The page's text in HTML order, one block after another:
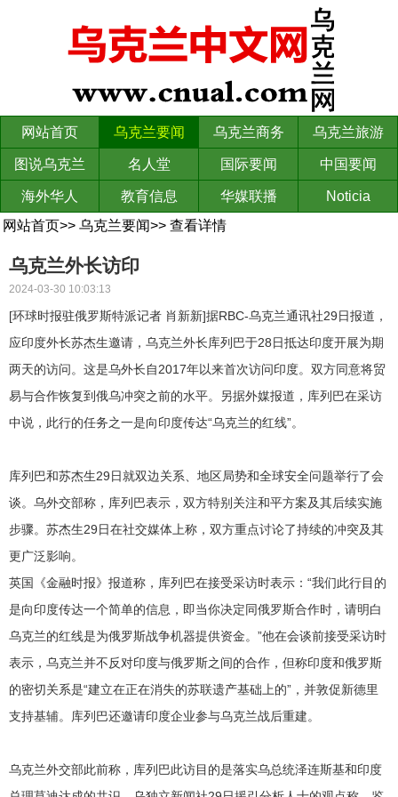
网站首页 乌克兰要闻 乌克兰商务 乌克兰旅游
图说乌克兰 名人堂 国际要闻 中国要闻
海外华人 教育信息 华媒联播
Noticia
网站首页>> 乌克兰要闻>> 查看详情
乌克兰外长访印
2024-03-30 10:03:13
[环球时报驻俄罗斯特派记者 肖新新]据RBC-乌克兰通讯社29日报道，
应印度外长苏杰生邀请，乌克兰外长库列巴于28日抵达印度开展为期
两天的访问。这是乌外长自2017年以来首次访问印度。双方同意将贸
易与合作恢复到俄乌冲突之前的水平。另据外媒报道，库列巴在采访
中说，此行的任务之一是向印度传达“乌克兰的红线”。
库列巴和苏杰生29日就双边关系、地区局势和全球安全问题举行了会
谈。乌外交部称，库列巴表示，双方特别关注和平方案及其后续实施
步骤。苏杰生29日在社交媒体上称，双方重点讨论了持续的冲突及其
更广泛影响。
英国《金融时报》报道称，库列巴在接受采访时表示：“我们此行目的
是向印度传达一个简单的信息，即当你决定同俄罗斯合作时，请明白
乌克兰的红线是为俄罗斯战争机器提供资金。”他在会谈前接受采访时
表示，乌克兰并不反对印度与俄罗斯之间的合作，但称印度和俄罗斯
的密切关系是“建立在正在消失的苏联遗产基础上的”，并敦促新德里
支持基辅。库列巴还邀请印度企业参与乌克兰战后重建。
乌克兰外交部此前称，库列巴此访目的是落实乌总统泽连斯基和印度